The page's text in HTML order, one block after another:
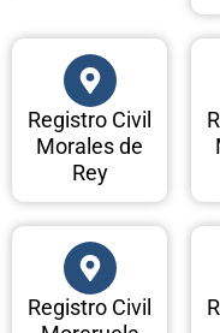
Registro Civil
Morales de
Rey
Registro Civil